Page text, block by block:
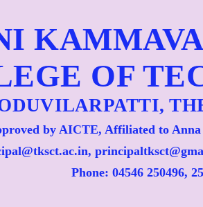
OF
by AICTE, Affiliated to
Phone: 04546 250496,